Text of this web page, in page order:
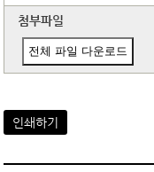
첨부파일
전체 파일 다운로드
인쇄하기